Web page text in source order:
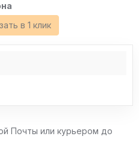
в 1 клик
Почты или курьером до